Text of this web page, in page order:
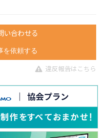
い合わせる
を依頼する
違反報告はこちら